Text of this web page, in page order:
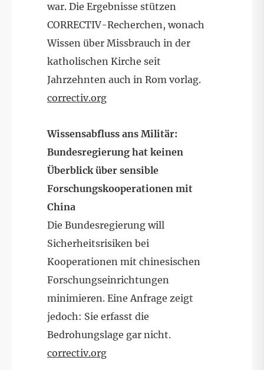
war. Die Ergebnisse stützen
CORRECTIV-Recherchen, wonach
Wissen über Missbrauch in der
katholischen Kirche seit
Jahrzehnten auch in Rom vorlag.
correctiv.org
Wissensabfluss ans Militär:
Bundesregierung hat keinen
Überblick über sensible
Forschungskooperationen mit
China
Die Bundesregierung will
Sicherheitsrisiken bei
Kooperationen mit chinesischen
Forschungseinrichtungen
minimieren. Eine Anfrage zeigt
jedoch: Sie erfasst die
Bedrohungslage gar nicht.
correctiv.org